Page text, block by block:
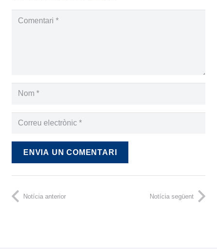
ENVIA UN COMENTARI
Notícia anterior Notícia següent